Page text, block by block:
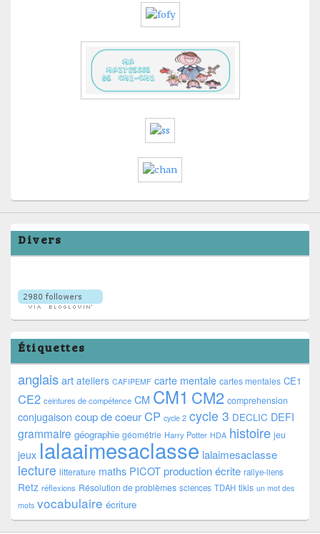
Divers
Étiquettes
anglaisart ateliers CAFIPEMF carte mentale cartes mentales CE1
CE2 ceintures de compétence CM CM1 CM2 comprehension
conjugaison coup de coeurCP cycle 2 cycle 3 DECLIC DEFI
grammaire géographie géométrie Harry Potter HDA histoire jeu
jeux lalaaimesaclasse lalaimesaclasse
lecture litterature maths PICOTproduction écrite rallye-liens
Retz réflexions Résolution de problèmes sciences TDAH tikis un mot des
mots vocabulaire écriture